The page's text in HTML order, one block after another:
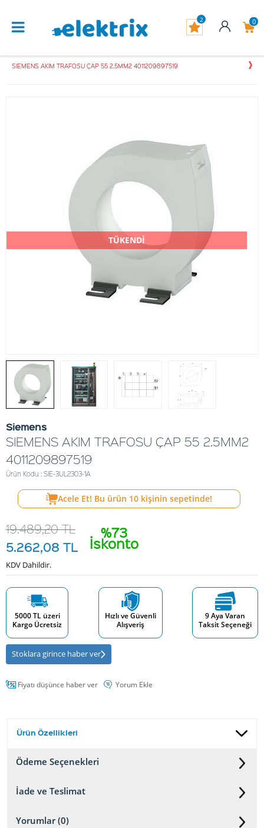
0
2
SIEMENS AKIM TRAFOSU ÇAP 55 2.5MM2 4011209897519
TÜKENDİ
Siemens
SIEMENS AKIM TRAFOSU ÇAP 55 2.5MM2
4011209897519
Ürün Kodu : SIE-3UL2303-1A
Acele Et! Bu ürün 10 kişinin sepetinde!
%73
İskonto
19.489,20TL
5.262,08 TL
KDV Dahildir.
5000 TL üzeri
Kargo Ücretsiz
Hızlı ve Güvenli
Alışveriş
9 Aya Varan
Taksit Seçeneği
Stoklara girince haber ver
Fiyatı düşünce haber ver Yorum Ekle
Ürün Özellikleri
Ödeme Seçenekleri
İade ve Teslimat
Yorumlar (0)